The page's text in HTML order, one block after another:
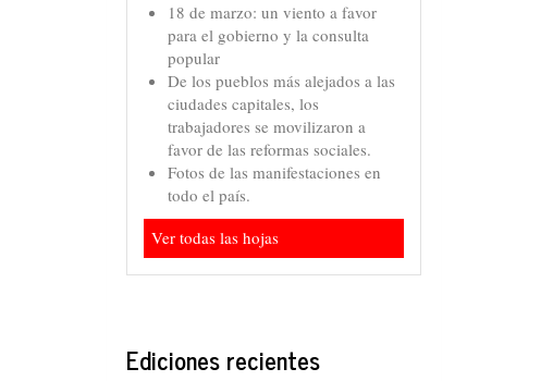
18 de marzo: un viento a favor
para el gobierno y la consulta
popular
De los pueblos más alejados a las
ciudades capitales, los
trabajadores se movilizaron a
favor de las reformas sociales.
Fotos de las manifestaciones en
todo el país.
Ver todas las hojas
Ediciones recientes